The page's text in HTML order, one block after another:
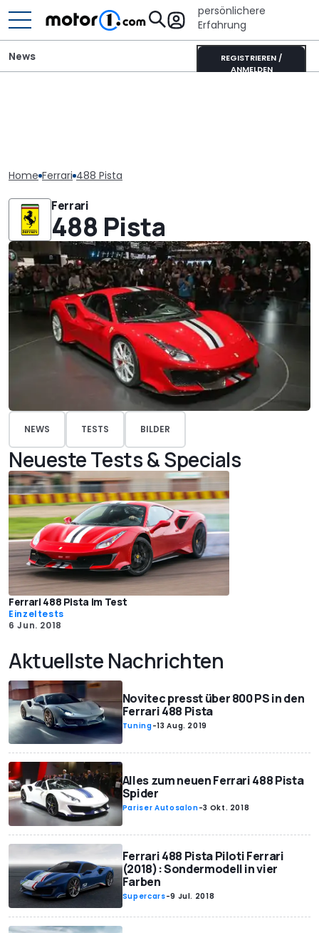
persönlichere
Erfahrung
REGISTRIEREN /
ANMELDEN
News
Home Ferrari 488 Pista
Ferrari
488 Pista
NEWS TESTS BILDER
Neueste Tests & Specials
Ferrari 488 Pista im Test
Einzeltests
6 Jun. 2018
Aktuellste Nachrichten
Novitec presst über 800 PS in den
Ferrari 488 Pista
Tuning-13 Aug. 2019
Alles zum neuen Ferrari 488 Pista
Spider
Pariser Autosalon-3 Okt. 2018
Ferrari 488 Pista Piloti Ferrari
(2018): Sondermodell in vier
Farben
Supercars-9 Jul. 2018